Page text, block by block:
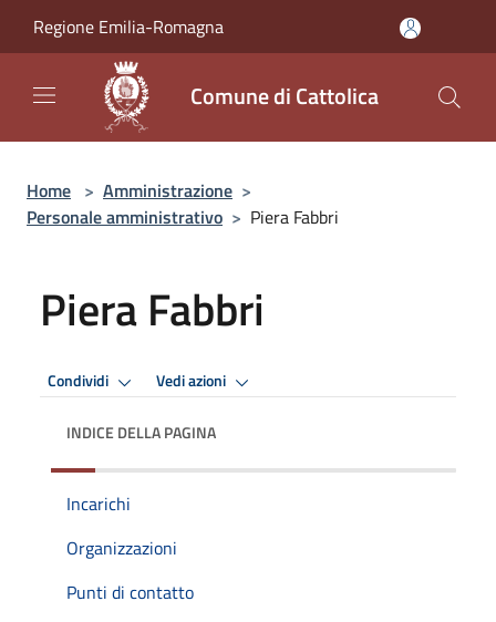
Regione Emilia-Romagna
Comune di Cattolica
Home > Amministrazione >
Personale amministrativo > Piera Fabbri
Piera Fabbri
Condividi Vedi azioni
INDICE DELLA PAGINA
Incarichi
Organizzazioni
Punti di contatto